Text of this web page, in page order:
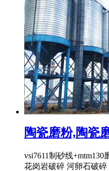
陶瓷磨粉,陶瓷
vsi7611制砂线
花岗岩破碎 河卵石破